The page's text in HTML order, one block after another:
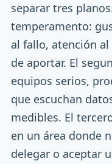
separar tres
temperamento:
al fallo, atención
de aportar. El
equipos serios,
que escuchan
medibles. El
en un área donde
delegar o aceptar